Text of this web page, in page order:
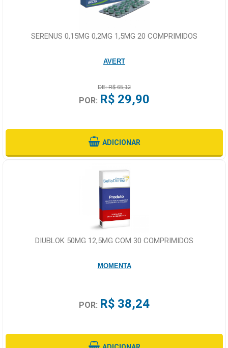
SERENUS 0,15MG 0,2MG 1,5MG 20 COMPRIMIDOS
AVERT
DE: R$ 65,12
POR: R$ 29,90
ADICIONAR
DIUBLOK 50MG 12,5MG COM 30 COMPRIMIDOS
MOMENTA
POR: R$ 38,24